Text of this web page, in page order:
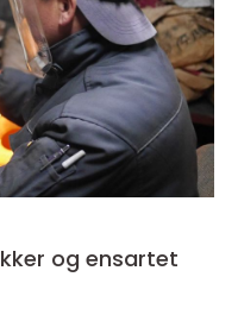
og ensartet